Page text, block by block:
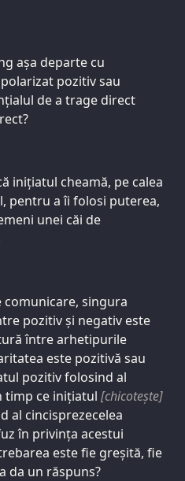
așa departe cu
pozitiv sau
de a trage direct
inițiatul cheamă, pe calea
pentru a îi folosi puterea,
unei căi de
comunicare, singura
pozitiv și negativ este
între arhetipurile
este pozitivă sau
pozitiv folosind al
timp ce inițiatul [chicotește]
al cincisprezecelea
în privința acestui
este fie greșită, fie
da un răspuns?